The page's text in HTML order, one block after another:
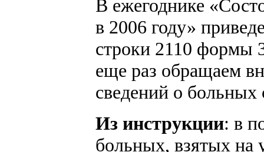
В ежегоднике
в 2006 году»
строки 2110 формы
еще раз обращаем
сведений о
Из инструкции: в
больных, взятых на